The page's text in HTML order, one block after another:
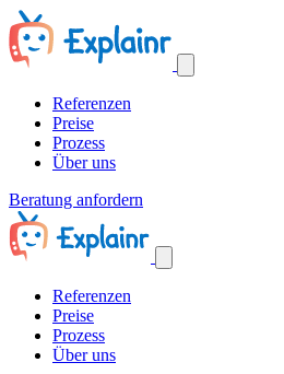
Referenzen
Preise
Prozess
Über uns
Beratung anfordern
Referenzen
Preise
Prozess
Über uns